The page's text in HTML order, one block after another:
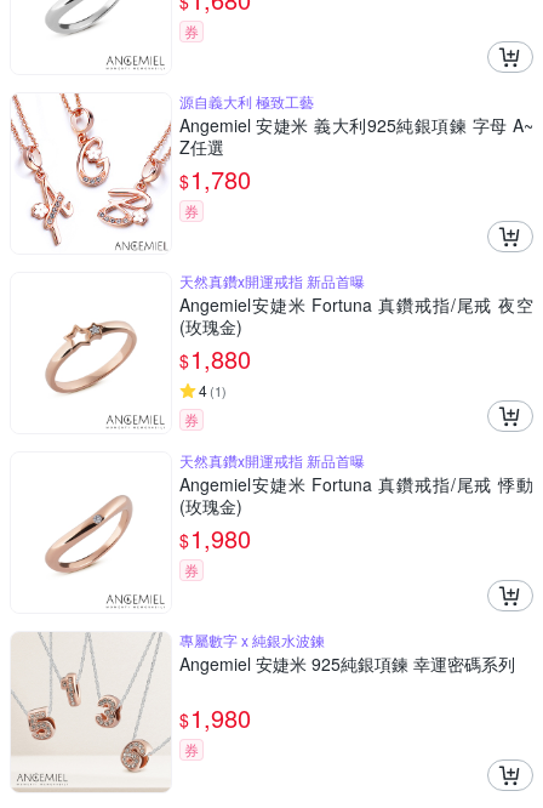
券
源自義大利 極致工藝
Angemiel 安婕米 義大利925純銀項鍊 字母 A~
Z任選
$1,780
券
天然真鑽x開運戒指 新品首曝
Angemiel安婕米 Fortuna 真鑽戒指/尾戒 夜空
(玫瑰金)
$1,880
4(1)
券
天然真鑽x開運戒指 新品首曝
Angemiel安婕米 Fortuna 真鑽戒指/尾戒 悸動
(玫瑰金)
$1,980
券
專屬數字 x 純銀水波鍊
Angemiel 安婕米 925純銀項鍊 幸運密碼系列
$1,980
券